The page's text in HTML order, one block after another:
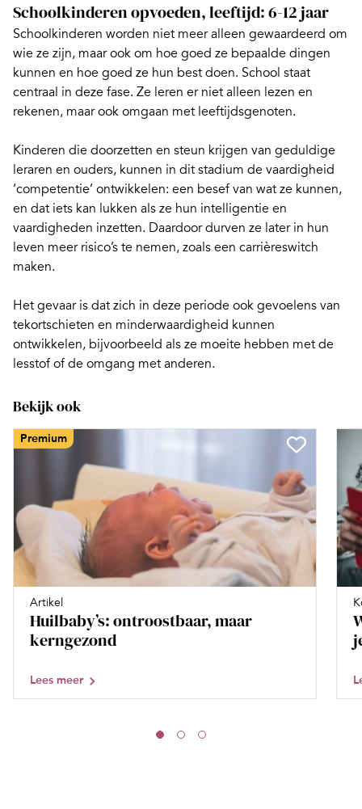
Schoolkinderen opvoeden, leeftijd: 6-12 jaar
Schoolkinderen worden niet meer alleen gewaardeerd om
wie ze zijn, maar ook om hoe goed ze bepaalde dingen
kunnen en hoe goed ze hun best doen. School staat
centraal in deze fase. Ze leren er niet alleen lezen en
rekenen, maar ook omgaan met leeftijdsgenoten.
Kinderen die doorzetten en steun krijgen van geduldige
leraren en ouders, kunnen in dit stadium de vaardigheid
‘competentie’ ontwikkelen: een besef van wat ze kunnen,
en dat iets kan lukken als ze hun intelligentie en
vaardigheden inzetten. Daardoor durven ze later in hun
leven meer risico’s te nemen, zoals een carrièreswitch
maken.
Het gevaar is dat zich in deze periode ook gevoelens van
tekortschieten en minderwaardigheid kunnen
ontwikkelen, bijvoorbeeld als ze moeite hebben met de
lesstof of de omgang met anderen.
Bekijk ook
Premium
Artikel
Huilbaby’s: ontroostbaar, maar
kerngezond
Lees meer